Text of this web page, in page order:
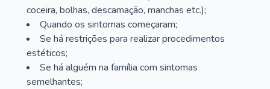
coceira, bolhas, descamação, manchas etc.);
Quando os sintomas começaram;
Se há restrições para realizar procedimentos
estéticos;
Se há alguém na família com sintomas
semelhantes;